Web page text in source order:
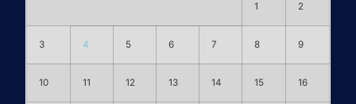
1 2
3 4 5 6 7 8 9
10 11 12 13 14 15 16